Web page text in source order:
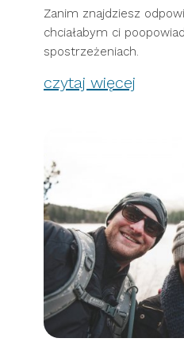
Zanim znajdziesz
chciałabym ci
spostrzeżeniach.
czytaj więcej